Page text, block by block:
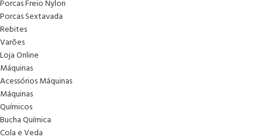
Porcas Freio Nylon
Porcas Sextavada
Rebites
Varões
Loja Online
Máquinas
Acessórios Máquinas
Máquinas
Químicos
Bucha Química
Cola e Veda